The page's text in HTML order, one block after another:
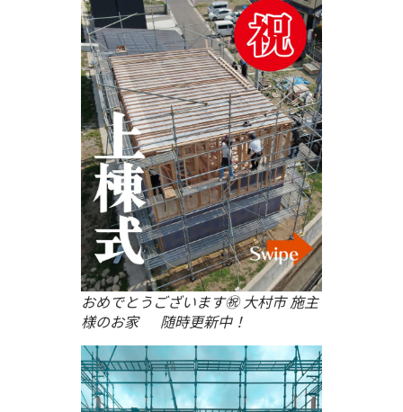
おめでとうございます㊗ 大村市 施主
様のお家 随時更新中！